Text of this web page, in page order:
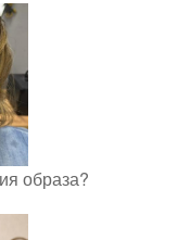
образа?